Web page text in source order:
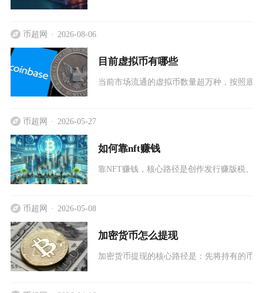
币超网 2026-08-06
目前虚拟币有哪些
当前市场流通的虚拟币数量超万种，按照底
币超网 2026-05-27
如何靠nft赚钱
靠NFT赚钱，核心路径是创作发行赚版税、
币超网 2026-05-08
加密货币怎么提现
加密货币提现的核心路径是：先将持有的币